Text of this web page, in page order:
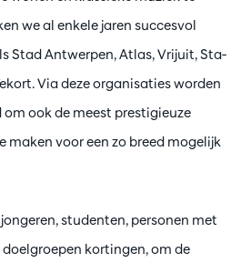
we al enkele jaren succesvol
Stad Antwerpen, Atlas, Vrijuit, Sta-
Via deze organisaties worden
om ook de meest prestigieuze
voor een zo breed mogelijk
studenten, personen met
kortingen, om de